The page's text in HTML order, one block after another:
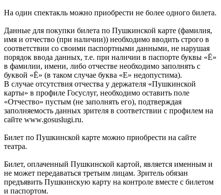
На один спектакль можно приобрести не более одного билета.
Данные для покупки билета по Пушкинской карте (фамилия,
имя и отчество (при наличии)) необходимо вводить строго в
соответствии со своими паспортными данными, не нарушая
порядок ввода данных, т.е. при наличии в паспорте буквы «Ё»
в фамилии, имени, либо отчестве необходимо заполнять с
буквой «Ё» (в таком случае буква «Е» недопустима).
В случае отсутствия отчества у держателя «Пушкинской
карты» в профиле Госуслуг, необходимо оставить поле
«Отчество» пустым (не заполнять его), подтверждая
заполняемость данных зрителя в соответствии с профилем на
сайте www.gosuslugi.ru.
Билет по Пушкинской карте можно приобрести на сайте
театра.
Билет, оплаченный Пушкинской картой, является именным и
не может передаваться третьим лицам. Зритель обязан
предъявить Пушкинскую карту на контроле вместе с билетом
и паспортом.